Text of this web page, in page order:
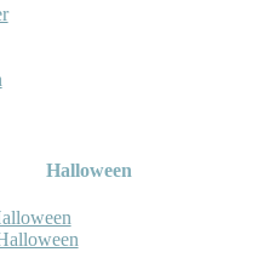
Halloween